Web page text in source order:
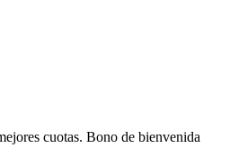
cuotas. Bono de bienvenida